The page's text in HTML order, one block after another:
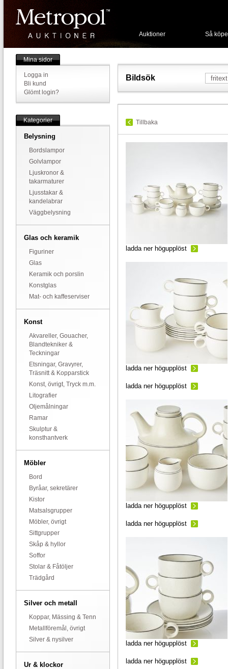
Auktioner Så
Mina sidor
Logga in
Bli kund
Glömt login?
Kategorier
Belysning
Bordslampor
Golvlampor
Ljuskronor &
takarmaturer
Ljusstakar &
kandelabrar
Väggbelysning
Glas och keramik
Figuriner
Glas
Keramik och porslin
Konstglas
Mat- och kaffeserviser
Konst
Akvareller, Gouacher,
Blandtekniker &
Teckningar
Etsningar, Gravyrer,
Träsnitt & Kopparstick
Konst, övrigt, Tryck m.m.
Litografier
Oljemålningar
Ramar
Skulptur &
konsthantverk
Möbler
Bord
Byråar, sekretärer
Kistor
Matsalsgrupper
Möbler, övrigt
Sittgrupper
Skåp & hyllor
Soffor
Stolar & Fåtöljer
Trädgård
Silver och metall
Koppar, Mässing & Tenn
Metallföremål, övrigt
Silver & nysilver
Ur & klockor
Bildsök
Tillbaka
ladda ner högupplöst
ladda ner högupplöst
ladda ner högupplöst
ladda ner högupplöst
ladda ner högupplöst
ladda ner högupplöst
ladda ner högupplöst